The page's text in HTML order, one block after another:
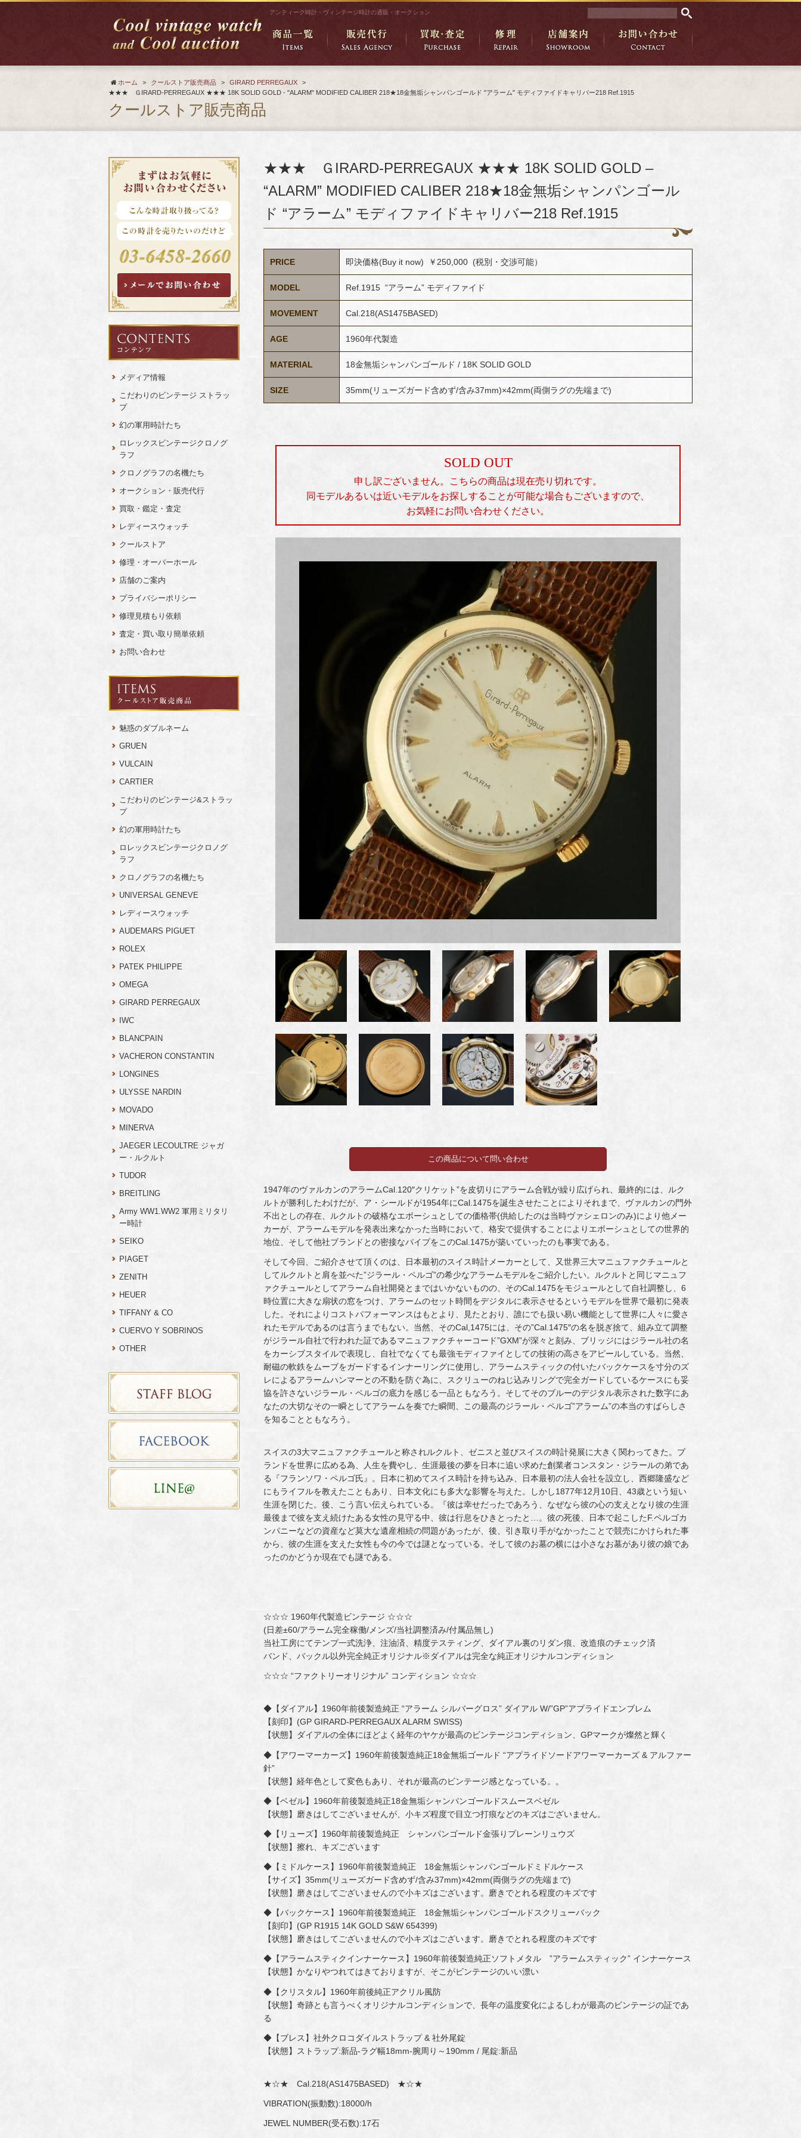
アンティーク時計・ヴィンテージ時計の通販・オークション
ホーム > クールストア販売商品 > GIRARD PERREGAUX
>
★★★ ＧIRARD-PERREGAUX ★★★ 18K SOLID GOLD - "ALARM" MODIFIED CALIBER 218★18金無垢シャンパンゴールド "アラーム" モディファイドキャリバー218 Ref.1915
クールストア販売商品
★★★ ＧIRARD-PERREGAUX ★★★ 18K SOLID GOLD –
“ALARM” MODIFIED CALIBER 218★18金無垢シャンパンゴール
ド “アラーム” モディファイドキャリバー218 Ref.1915
PRICE 即決価格(Buy it now) ￥250,000 (税別・交渉可能）
MODEL Ref.1915 “アラーム” モディファイド
MOVEMENT Cal.218(AS1475BASED)
AGE 1960年代製造
MATERIAL 18金無垢シャンパンゴールド / 18K SOLID GOLD
SIZE 35mm(リューズガード含めず/含み37mm)×42mm(両側ラグの先端まで)
SOLD OUT
申し訳ございません。こちらの商品は現在売り切れです。
同モデルあるいは近いモデルをお探しすることが可能な場合もございますので、
お気軽にお問い合わせください。
1947年のヴァルカンのアラームCal.120″クリケット”を皮切りにアラーム合戦が繰り広げられ、最終的には、ルク
ルトが勝利したわけだが、ア・シールドが1954年にCal.1475を誕生させたことによりそれまで、ヴァルカンの門外
不出としの存在、ルクルトの破格なエボーシュとしての価格帯(供給したのは当時ヴァシェロンのみ)により他メー
カーが、アラームモデルを発表出来なかった当時において、格安で提供することによりエボーシュとしての世界的
地位、そして他社ブランドとの密接なパイプをこのCal.1475が築いていったのも事実である。
そして今回、ご紹介させて頂くのは、日本最初のスイス時計メーカーとして、又世界三大マニュファクチュールと
してルクルトと肩を並べた”ジラール・ペルゴ”の希少なアラームモデルをご紹介したい。ルクルトと同じマニュフ
ァクチュールとしてアラーム自社開発とまではいかないものの、そのCal.1475をモジュールとして自社調整し、6
時位置に大きな扇状の窓をつけ、アラームのセット時間をデジタルに表示させるというモデルを世界で最初に発表
した。それによりコストパフォーマンスはもとより、見たとおり、誰にでも扱い易い機能として世界に人々に愛さ
れたモデルであるのは言うまでもない。当然、そのCal,1475には、その”Cal.1475″の名を脱ぎ捨て、組み立て調整
がジラール自社で行われた証であるマニュファクチャーコード”GXM”が深々と刻み、ブリッジにはジラール社の名
をカーシブスタイルで表現し、自社でなくても最強モディファイとしての技術の高さをアピールしている。当然、
耐磁の軟鉄をムーブをガードするインナーリングに使用し、アラームスティックの付いたバックケースを寸分のズ
レによるアラームハンマーとの不動を防ぐ為に、スクリューのねじ込みリングで完全ガードしているケースにも妥
協を許さないジラール・ペルゴの底力を感じる一品ともなろう。そしてそのブルーのデジタル表示された数字にあ
なたの大切なその一瞬としてアラームを奏でた瞬間、この最高のジラール・ペルゴ”アラーム”の本当のすばらしさ
を知ることともなろう。
スイスの3大マニュファクチュールと称されルクルト、ゼニスと並びスイスの時計発展に大きく関わってきた。ブ
ランドを世界に広める為、人生を費やし、生涯最後の夢を日本に追い求めた創業者コンスタン・ジラールの弟であ
る『フランソワ・ペルゴ氏』。日本に初めてスイス時計を持ち込み、日本最初の法人会社を設立し、西郷隆盛など
にもライフルを教えたこともあり、日本文化にも多大な影響を与えた。しかし1877年12月10日、43歳という短い
生涯を閉じた。後、こう言い伝えられている。『彼は幸せだったであろう、なぜなら彼の心の支えとなり彼の生涯
最後まで彼を支え続けたある女性の見守る中、彼は行息をひきとったと…。彼の死後、日本で起こしたF.ペルゴカ
ンパニーなどの資産など莫大な遺産相続の問題があったが、後、引き取り手がなかったことで競売にかけられた事
から、彼の生涯を支えた女性も今の今では謎となっている。そして彼のお墓の横には小さなお墓があり彼の娘であ
ったのかどうか現在でも謎である。
☆☆☆ 1960年代製造ビンテージ ☆☆☆
(日差±60/アラーム完全稼働/メンズ/当社調整済み/付属品無し)
当社工房にてテンプ一式洗浄、注油済、精度テスティング、ダイアル裏のリダン痕、改造痕のチェック済
バンド、バックル以外完全純正オリジナル※ダイアルは完全な純正オリジナルコンディション
☆☆☆ “ファクトリーオリジナル” コンディション ☆☆☆
◆【ダイアル】1960年前後製造純正 “アラーム シルバーグロス” ダイアル W/”GP”アプライドエンブレム
【刻印】(GP GIRARD-PERREGAUX ALARM SWISS)
【状態】ダイアルの全体にほどよく経年のヤケが最高のビンテージコンディション、GPマークが燦然と輝く
◆【アワーマーカーズ】1960年前後製造純正18金無垢ゴールド “アプライドソードアワーマーカーズ & アルファー
針”
【状態】経年色として変色もあり、それが最高のビンテージ感となっている。。
◆【ベゼル】1960年前後製造純正18金無垢シャンパンゴールドスムースベゼル
【状態】磨きはしてございませんが、小キズ程度で目立つ打痕などのキズはございません。
◆【リューズ】1960年前後製造純正 シャンパンゴールド金張りプレーンリュウズ
【状態】擦れ、キズございます
◆【ミドルケース】1960年前後製造純正 18金無垢シャンパンゴールドミドルケース
【サイズ】35mm(リューズガード含めず/含み37mm)×42mm(両側ラグの先端まで)
【状態】磨きはしてございませんので小キズはございます。磨きでとれる程度のキズです
◆【バックケース】1960年前後製造純正 18金無垢シャンパンゴールドスクリューバック
【刻印】(GP R1915 14K GOLD S&W 654399)
【状態】磨きはしてございませんので小キズはございます。磨きでとれる程度のキズです
◆【アラームスティクインナーケース】1960年前後製造純正ソフトメタル ”アラームスティック” インナーケース
【状態】かなりやつれてはきておりますが、そこがビンテージのいい漂い
◆【クリスタル】1960年前後純正アクリル風防
【状態】奇跡とも言うべくオリジナルコンディションで、長年の温度変化によるしわが最高のビンテージの証であ
る
◆【ブレス】社外クロコダイルストラップ & 社外尾錠
【状態】ストラップ:新品-ラグ幅18mm-腕周り～190mm / 尾錠:新品
★☆★ Cal.218(AS1475BASED) ★☆★
VIBRATION(振動数):18000/h
JEWEL NUMBER(受石数):17石
メディア情報
こだわりのビンテージ ストラッ
プ
幻の軍用時計たち
ロレックスビンテージクロノグ
ラフ
クロノグラフの名機たち
オークション・販売代行
買取・鑑定・査定
レディースウォッチ
クールストア
修理・オーバーホール
店舗のご案内
プライバシーポリシー
修理見積もり依頼
査定・買い取り簡単依頼
お問い合わせ
魅惑のダブルネーム
GRUEN
VULCAIN
CARTIER
こだわりのビンテージ&ストラッ
プ
幻の軍用時計たち
ロレックスビンテージクロノグ
ラフ
クロノグラフの名機たち
UNIVERSAL GENEVE
レディースウォッチ
AUDEMARS PIGUET
ROLEX
PATEK PHILIPPE
OMEGA
GIRARD PERREGAUX
IWC
BLANCPAIN
VACHERON CONSTANTIN
LONGINES
ULYSSE NARDIN
MOVADO
MINERVA
JAEGER LECOULTRE ジャガ
ー・ルクルト
TUDOR
BREITLING
Army WW1.WW2 軍用ミリタリ
ー時計
SEIKO
PIAGET
ZENITH
HEUER
TIFFANY & CO
CUERVO Y SOBRINOS
OTHER